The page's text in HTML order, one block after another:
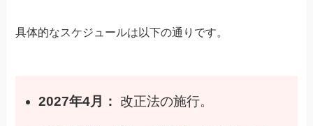
具体的なスケジュールは以下の通りです。
2027年4月： 改正法の施行。